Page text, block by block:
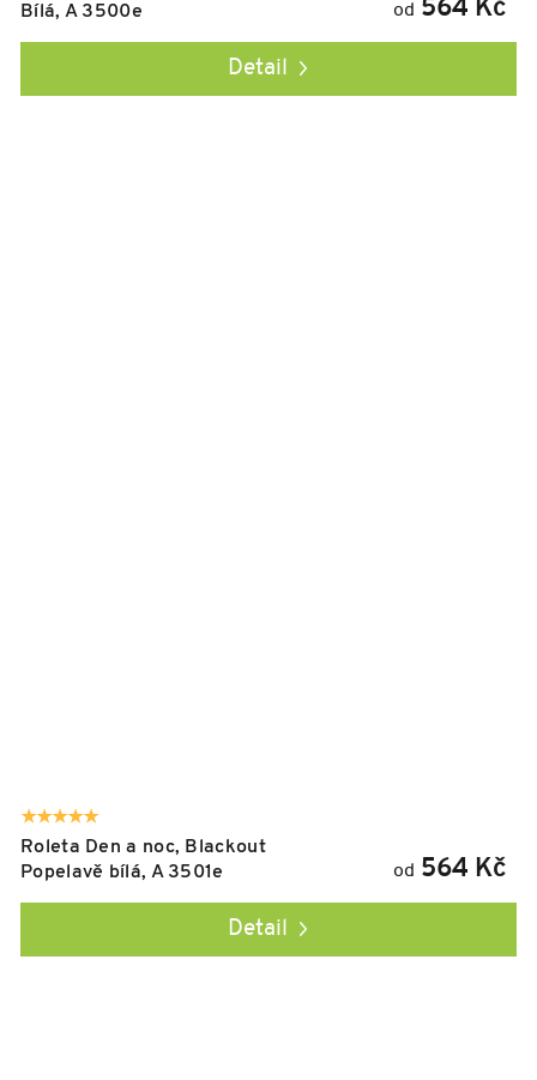
Bílá, A 3500e
od 564 Kč
Detail
Roleta Den a noc, Blackout
Popelavě bílá, A 3501e
od 564 Kč
Detail